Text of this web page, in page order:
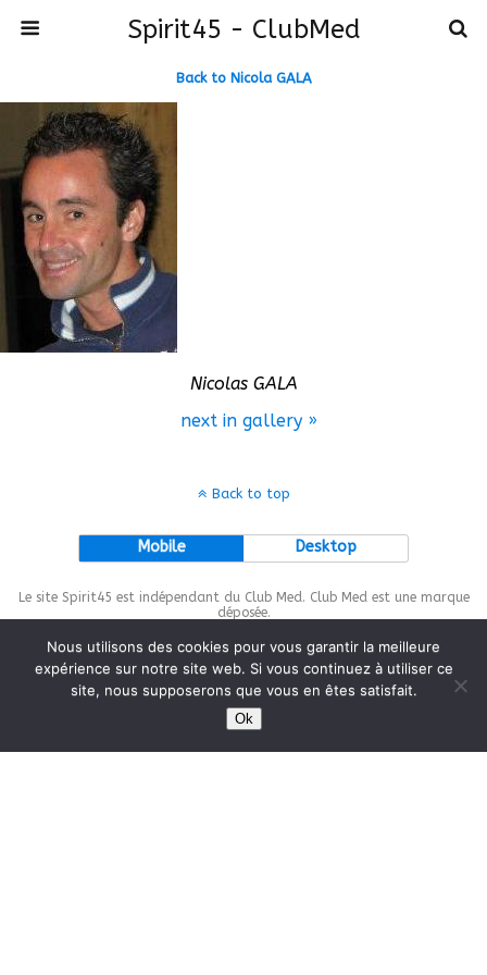
Spirit45 - ClubMed
Back to Nicola GALA
Nicolas GALA
next in gallery »
Back to top
Mobile Desktop
Le site Spirit45 est indépendant du Club Med. Club Med est une marque
déposée.
This site is protected bywp-copyrightpro.com
Nous utilisons des cookies pour vous garantir la meilleure
expérience sur notre site web. Si vous continuez à utiliser ce
site, nous supposerons que vous en êtes satisfait.
Ok